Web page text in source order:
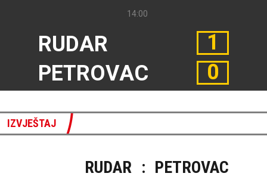
14:00
RUDAR
PETROVAC
1
0
IZVJEŠTAJ
RUDAR : PETROVAC